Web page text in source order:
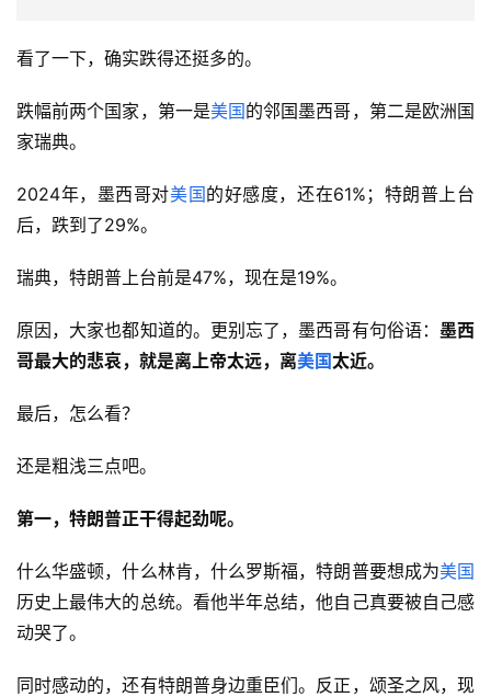
看了一下，确实跌得还挺多的。
跌幅前两个国家，第一是美国的邻国墨西哥，第二是欧洲国
家瑞典。
2024年，墨西哥对美国的好感度，还在61%；特朗普上台
后，跌到了29%。
瑞典，特朗普上台前是47%，现在是19%。
原因，大家也都知道的。更别忘了，墨西哥有句俗语： 墨西
哥最大的悲哀，就是离上帝太远，离美国太近。
最后，怎么看？
还是粗浅三点吧。
第一，特朗普正干得起劲呢。
什么华盛顿，什么林肯，什么罗斯福，特朗普要想成为美国
历史上最伟大的总统。看他半年总结，他自己真要被自己感
动哭了。
同时感动的，还有特朗普身边重臣们。反正，颂圣之风，现